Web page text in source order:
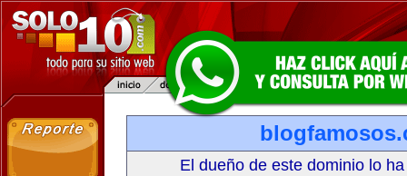
El dueño de este dominio lo